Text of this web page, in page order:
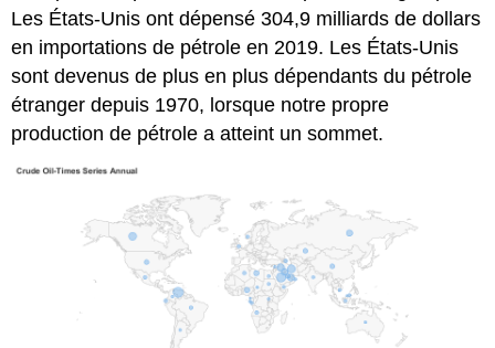
Les États-Unis ont dépensé 304,9 milliards de dollars
en importations de pétrole en 2019. Les États-Unis
sont devenus de plus en plus dépendants du pétrole
étranger depuis 1970, lorsque notre propre
production de pétrole a atteint un sommet.